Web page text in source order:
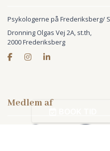
Psykologerne på Frederiksberg/
Dronning Olgas Vej 2A, st.th,
2000 Frederiksberg
Medlem af
Copyright © 2026 - Psykologerne på